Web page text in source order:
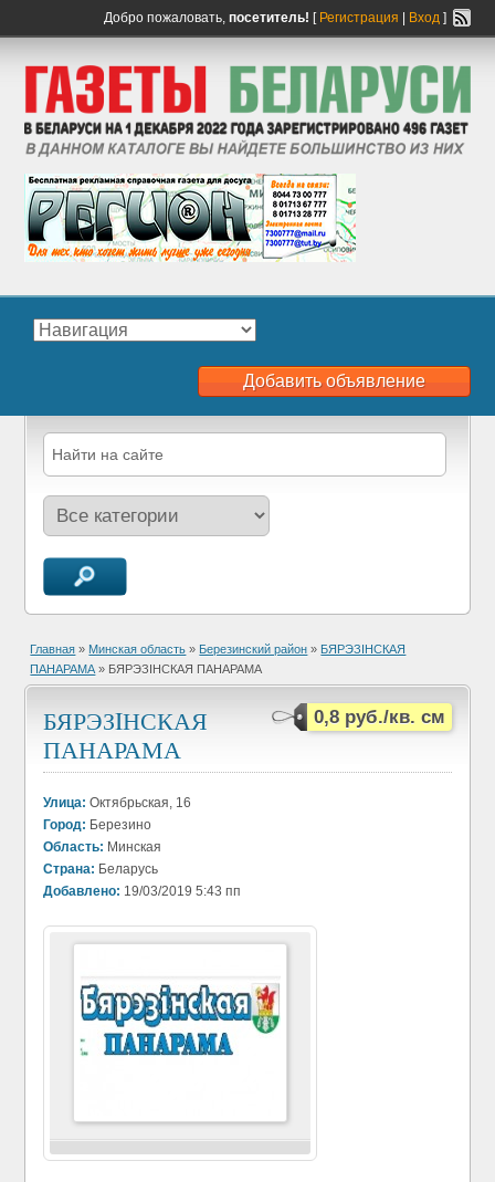
Добро пожаловать, посетитель! [ Регистрация Вход]
Добавить объявление
Главная » Минская область » Березинский район » БЯРЭЗIНСКАЯ
ПАНАРАМА » БЯРЭЗIНСКАЯ ПАНАРАМА
0,8 руб./кв. см
БЯРЭЗIНСКАЯ
ПАНАРАМА
Улица: Октябрьская, 16
Город: Березино
Область: Минская
Страна: Беларусь
Добавлено: 19/03/2019 5:43 пп